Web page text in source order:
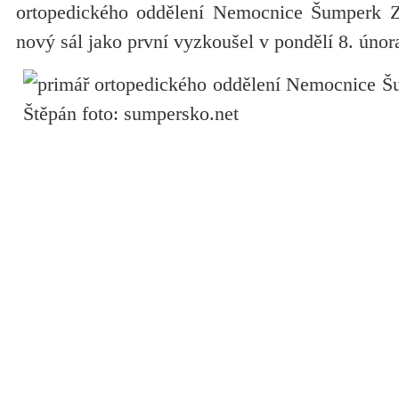
ortopedického oddělení Nemocnice Šumperk
nový sál jako první vyzkoušel v pondělí 8.